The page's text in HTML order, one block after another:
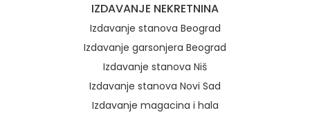
IZDAVANJE NEKRETNINA
Izdavanje stanova Beograd
Izdavanje garsonjera Beograd
Izdavanje stanova Niš
Izdavanje stanova Novi Sad
Izdavanje magacina i hala